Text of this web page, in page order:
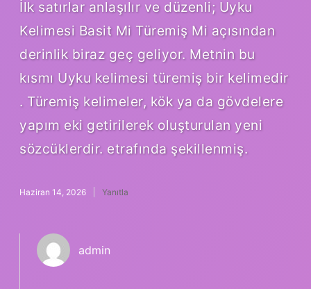
İlk satırlar anlaşılır ve düzenli; Uyku
Kelimesi Basit Mi Türemiş Mi açısından
derinlik biraz geç geliyor. Metnin bu
kısmı Uyku kelimesi türemiş bir kelimedir
. Türemiş kelimeler, kök ya da gövdelere
yapım eki getirilerek oluşturulan yeni
sözcüklerdir. etrafında şekillenmiş.
Haziran 14, 2026 Yanıtla
admin